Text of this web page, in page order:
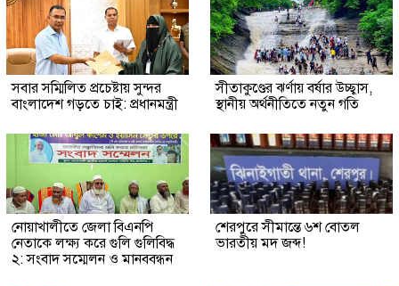
সবার সম্মিলিত প্রচেষ্টায় সুন্দর
বাংলাদেশ গড়তে চাই: প্রধানমন্ত্রী
সীতাকুণ্ডের ঝর্ণায় বর্ষার উচ্ছ্বাস,
স্থানীয় অর্থনীতিতে নতুন গতি
নোয়াখালীতে জেলা বিএনপি
নেতাকে লক্ষ্য করে গুলি গুলিবিদ্ধ
২: সংবাদ সম্মেলন ও মানববন্ধন
শেরপুরে সীমান্তে ৬শ বোতল
ভারতীয় মদ জব্দ!